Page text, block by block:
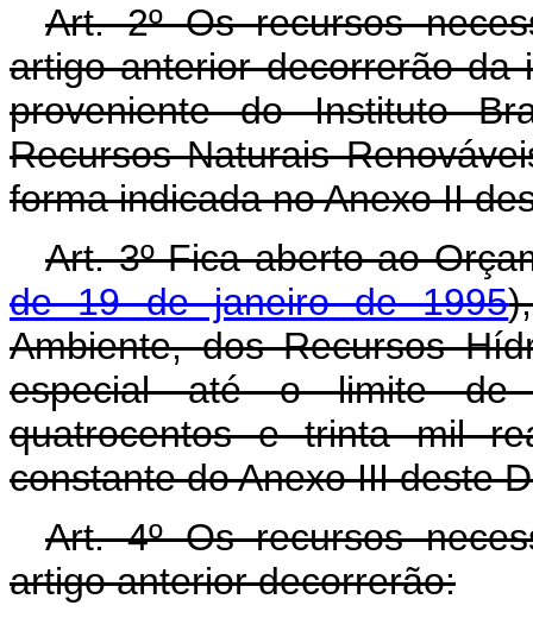
Art. 2º Os recursos
artigo anterior decorrerão
proveniente do Instituto
Recursos Naturais
forma indicada no Anexo II
Art. 3º Fica aberto ao
de 19 de janeiro de 1995
Ambiente, dos Recursos
especial até o limite de
quatrocentos e trinta mil
constante do Anexo III deste
Art. 4º Os recursos
artigo anterior decorrerão: